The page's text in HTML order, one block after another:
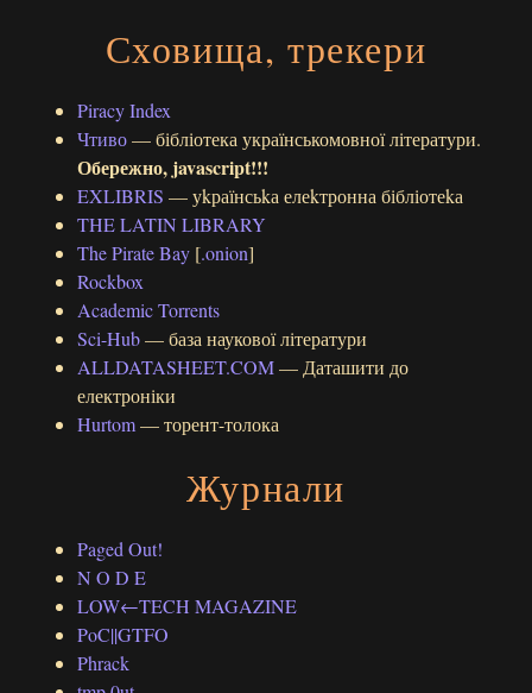
Сховища, трекери
Piracy Index
Чтиво— бібліотека українськомовної літератури.
Обережно, javascript!!!
EXLIBRIS — уkраїнсьkа елеkтронна бібліотеkа
THE LATIN LIBRARY
The Pirate Bay[.onion]
Rockbox
Academic Torrents
Sci-Hub— база наукової літератури
ALLDATASHEET.COM— Даташити до
електроніки
Hurtom— торент-толока
Журнали
Paged Out!
N O D E
LOW←TECH MAGAZINE
PoC||GTFO
Phrack